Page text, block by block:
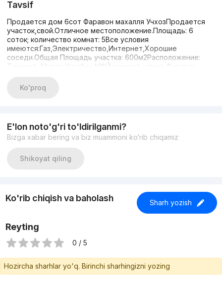
Tavsif
Продается дом 6сот Фаравон махалля УчхозПродается
участок,свой.Отличное местоположение.Площадь: 6
соток; количество комнат: 5Все условия
имеются:Газ,Электричество,Интернет,Хорошие
соседи.Общая Площадь участка: 600м2Расположение:
Ташкент, Мирзо Улугбек,МФЙ заковат, улица Фаравон
Детские сады, Школы, Спортивный
комплекс,ИнситутыСРОЧНО+998946191860
Ko'proq
E'lon noto'g'ri to'ldirilganmi?
Bizga xabar bering va biz muammoni ko‘rib chiqamiz
Shikoyat qiling
Ko'rib chiqish va baholash Sharh yozish
Reyting
0 / 5
Hozircha sharhlar yo'q. Birinchi sharhingizni yozing